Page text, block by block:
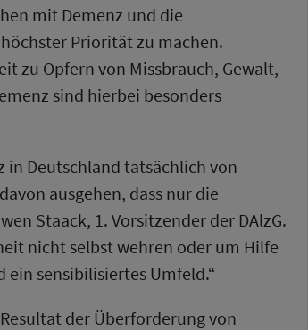
mit Demenz und die
Priorität zu machen.
zu Opfern von Missbrauch, Gewalt,
sind hierbei besonders
in Deutschland tatsächlich von
ausgehen, dass nur die
Staack, 1. Vorsitzender der DAlzG.
nicht selbst wehren oder um Hilfe
sensibilisiertes Umfeld.“
der Überforderung von